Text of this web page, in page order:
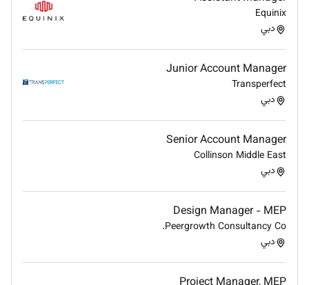
Equinix
دبي
Junior Account Manager
Transperfect
دبي
Senior Account Manager
Collinson Middle East
دبي
Design Manager - MEP
Peergrowth Consultancy Co.
دبي